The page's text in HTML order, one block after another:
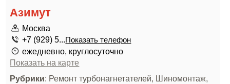
Азимут
Москва
+7 (929) 5...Показать телефон
ежедневно, круглосуточно
Показать на карте
Рубрики: Ремонт турбонагнетателей, Шиномонтаж,